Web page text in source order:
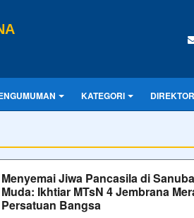
KATEGORI
Menyemai Jiwa Pancasila di
Muda: Ikhtiar MTsN 4 Jembrana
Persatuan Bangsa